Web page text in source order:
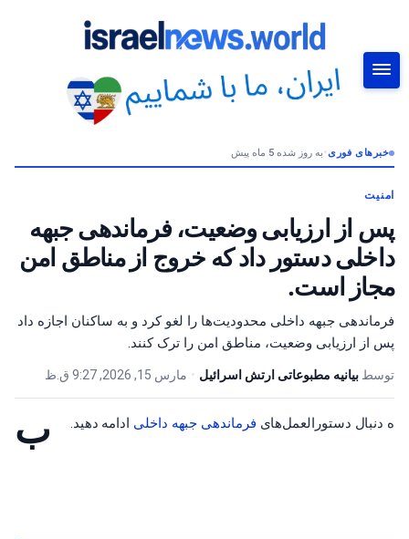
خبرهای فوری•به روز شده 5 ماه پیش
امنیت
پس از ارزیابی وضعیت، فرماندهی جبهه
داخلی دستور داد که خروج از مناطق امن
مجاز است.
فرماندهی جبهه داخلی محدودیت‌ها را لغو کرد و به ساکنان اجازه داد
پس از ارزیابی وضعیت، مناطق امن را ترک کنند.
توسط بیانیه مطبوعاتی ارتش اسرائیل • مارس 15, 2026, 9:27 ق.ظ
ب ه دنبال دستورالعمل‌های فرماندهی جبهه داخلی ادامه دهید.